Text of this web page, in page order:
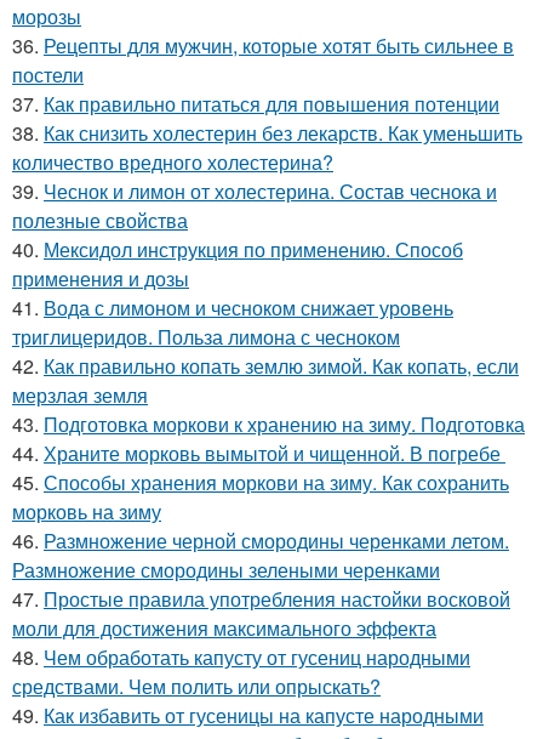
морозы
36. Рецепты для мужчин, которые хотят быть сильнее в
постели
37. Как правильно питаться для повышения потенции
38. Как снизить холестерин без лекарств. Как уменьшить
количество вредного холестерина?
39. Чеснок и лимон от холестерина. Состав чеснока и
полезные свойства
40. Мексидол инструкция по применению. Способ
применения и дозы
41. Вода с лимоном и чесноком снижает уровень
триглицеридов. Польза лимона с чесноком
42. Как правильно копать землю зимой. Как копать, если
мерзлая земля
43. Подготовка моркови к хранению на зиму. Подготовка
44. Храните морковь вымытой и чищенной. В погребе
45. Способы хранения моркови на зиму. Как сохранить
морковь на зиму
46. Размножение черной смородины черенками летом.
Размножение смородины зелеными черенками
47. Простые правила употребления настойки восковой
моли для достижения максимального эффекта
48. Чем обработать капусту от гусениц народными
средствами. Чем полить или опрыскать?
49. Как избавить от гусеницы на капусте народными